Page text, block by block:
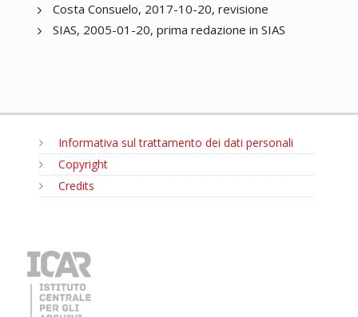
Costa Consuelo, 2017-10-20, revisione
SIAS, 2005-01-20, prima redazione in SIAS
Informativa sul trattamento dei dati personali
Copyright
Credits